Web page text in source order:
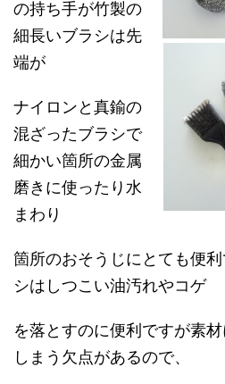
の持ち手が竹製の
細長いブラシは先
端が
ナイロンと真鍮の
混ざったブラシで
細かい箇所の金属
磨きに使ったり水
まわり
箇所のおそうじにとても便
シはしつこい油汚れやコゲ
を落とすのに便利ですが素
しまう欠点があるので、